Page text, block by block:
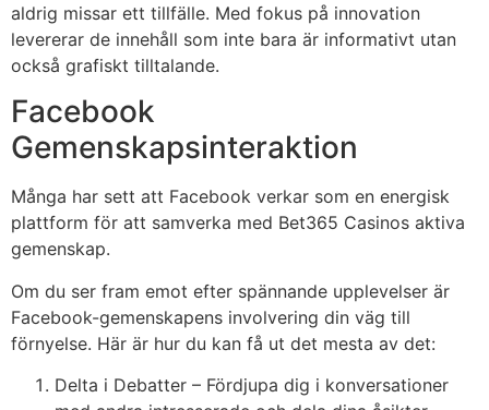
aldrig missar ett tillfälle. Med fokus på innovation
levererar de innehåll som inte bara är informativt utan
också grafiskt tilltalande.
Facebook
Gemenskapsinteraktion
Många har sett att Facebook verkar som en energisk
plattform för att samverka med Bet365 Casinos aktiva
gemenskap.
Om du ser fram emot efter spännande upplevelser är
Facebook-gemenskapens involvering din väg till
förnyelse. Här är hur du kan få ut det mesta av det:
Delta i Debatter – Fördjupa dig i konversationer